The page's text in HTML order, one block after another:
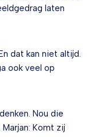
laten
dat kan niet altijd.
ook veel op
Nou die
Komt zij